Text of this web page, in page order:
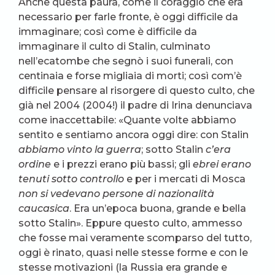
necessario per farle fronte, è oggi difficile da
immaginare; così come è difficile da
immaginare il culto di Stalin, culminato
nell’ecatombe che segnò i suoi funerali, con
centinaia e forse migliaia di morti; così com’è
difficile pensare al risorgere di questo culto, che
già nel 2004 (2004!) il padre di Irina denunciava
come inaccettabile: «Quante volte abbiamo
sentito e sentiamo ancora oggi dire: con Stalin
abbiamo vinto la guerra; sotto Stalin c’era
ordine e i prezzi erano più bassi; gli ebrei erano
tenuti sotto controllo e per i mercati di Mosca
non si vedevano persone di nazionalità
caucasica. Era un’epoca buona, grande e bella
sotto Stalin». Eppure questo culto, ammesso
che fosse mai veramente scomparso del tutto,
oggi è rinato, quasi nelle stesse forme e con le
stesse motivazioni (la Russia era grande e